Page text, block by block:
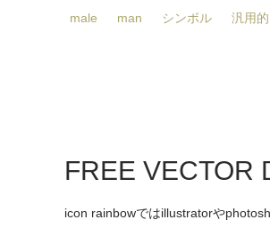
male man シンボル 汎用
FREE VECTOR
icon rainbowではillustratorや